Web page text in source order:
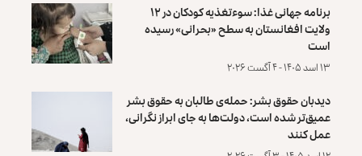
برنامه جهانی غذا: سوءتغذیه کودکان در ۱۲
ولایت افغانستان به سطح «بحرانی» رسیده
است
۱۳ اسد ۱۴۰۵ - ۴ آگست ۲۰۲۶
دیدبان حقوق بشر: حمله‌ی طالبان به حقوق بشر
عمیق‌تر شده است، دولت‌ها به جای ابراز نگرانی،
عمل کنند